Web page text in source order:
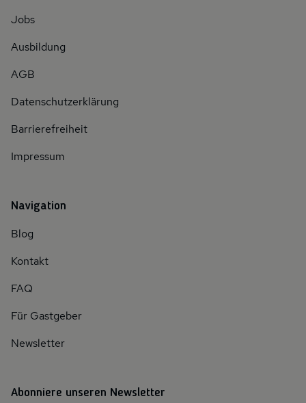
Jobs
Ausbildung
AGB
Datenschutzerklärung
Barrierefreiheit
Impressum
Navigation
Blog
Kontakt
FAQ
Für Gastgeber
Newsletter
Abonniere unseren Newsletter